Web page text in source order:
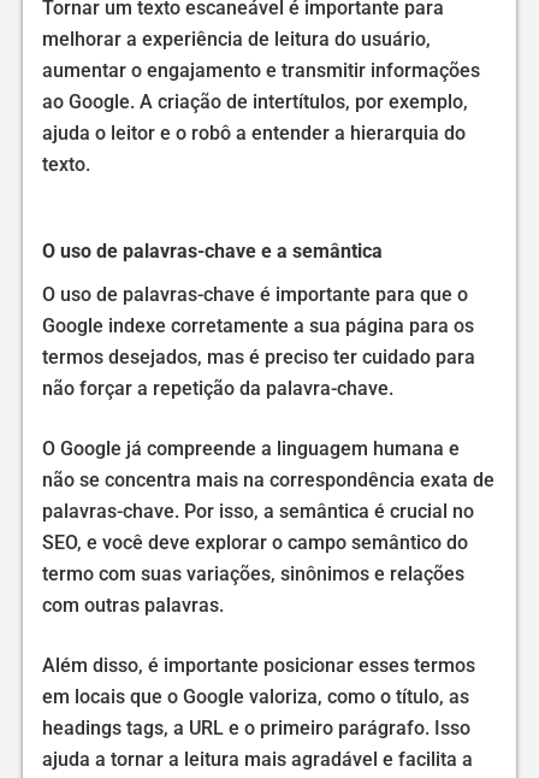
Tornar um texto escaneável é importante para
melhorar a experiência de leitura do usuário,
aumentar o engajamento e transmitir informações
ao Google. A criação de intertítulos, por exemplo,
ajuda o leitor e o robô a entender a hierarquia do
texto.
O uso de palavras-chave e a semântica
O uso de palavras-chave é importante para que o
Google indexe corretamente a sua página para os
termos desejados, mas é preciso ter cuidado para
não forçar a repetição da palavra-chave.
O Google já compreende a linguagem humana e
não se concentra mais na correspondência exata de
palavras-chave. Por isso, a semântica é crucial no
SEO, e você deve explorar o campo semântico do
termo com suas variações, sinônimos e relações
com outras palavras.
Além disso, é importante posicionar esses termos
em locais que o Google valoriza, como o título, as
headings tags, a URL e o primeiro parágrafo. Isso
ajuda a tornar a leitura mais agradável e facilita a